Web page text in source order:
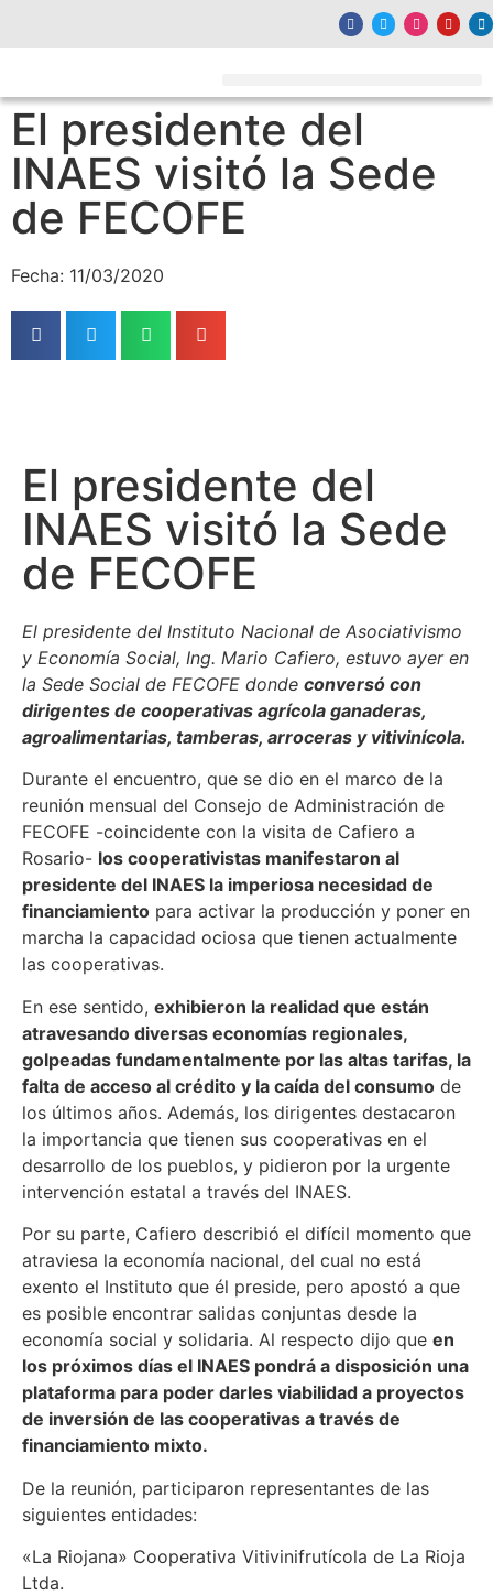
El presidente del
INAES visitó la Sede
de FECOFE
Fecha: 11/03/2020
El presidente del
INAES visitó la Sede
de FECOFE
El presidente del Instituto Nacional de Asociativismo
y Economía Social, Ing. Mario Cafiero, estuvo ayer en
la Sede Social de FECOFE donde conversó con
dirigentes de cooperativas agrícola ganaderas,
agroalimentarias, tamberas, arroceras y vitivinícola.
Durante el encuentro, que se dio en el marco de la
reunión mensual del Consejo de Administración de
FECOFE -coincidente con la visita de Cafiero a
Rosario- los cooperativistas manifestaron al
presidente del INAES la imperiosa necesidad de
financiamiento para activar la producción y poner en
marcha la capacidad ociosa que tienen actualmente
las cooperativas.
En ese sentido, exhibieron la realidad que están
atravesando diversas economías regionales,
golpeadas fundamentalmente por las altas tarifas, la
falta de acceso al crédito y la caída del consumo de
los últimos años. Además, los dirigentes destacaron
la importancia que tienen sus cooperativas en el
desarrollo de los pueblos, y pidieron por la urgente
intervención estatal a través del INAES.
Por su parte, Cafiero describió el difícil momento que
atraviesa la economía nacional, del cual no está
exento el Instituto que él preside, pero apostó a que
es posible encontrar salidas conjuntas desde la
economía social y solidaria. Al respecto dijo que en
los próximos días el INAES pondrá a disposición una
plataforma para poder darles viabilidad a proyectos
de inversión de las cooperativas a través de
financiamiento mixto.
De la reunión, participaron representantes de las
siguientes entidades:
«La Riojana» Cooperativa Vitivinifrutícola de La Rioja
Ltda.